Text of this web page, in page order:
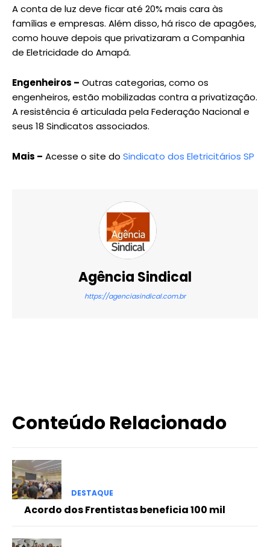
A conta de luz deve ficar até 20% mais cara às
famílias e empresas. Além disso, há risco de apagões,
como houve depois que privatizaram a Companhia
de Eletricidade do Amapá.
Engenheiros – Outras categorias, como os
engenheiros, estão mobilizadas contra a privatização.
A resistência é articulada pela Federação Nacional e
seus 18 Sindicatos associados.
Mais – Acesse o site do Sindicato dos Eletricitários SP
Agência Sindical
https://agenciasindical.com.br
Conteúdo Relacionado
DESTAQUE
Acordo dos Frentistas beneficia 100 mil